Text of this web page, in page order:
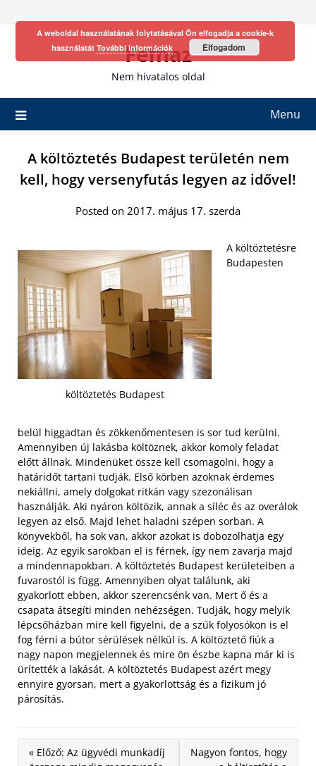
Fefhaz
Nem hivatalos oldal
Menu
A költöztetés Budapest területén nem
kell, hogy versenyfutás legyen az idővel!
Posted on 2017. május 17. szerda
költöztetés Budapest
A költöztetésre
Budapesten
belül higgadtan és zökkenőmentesen is sor tud kerülni.
Amennyiben új lakásba költöznek, akkor komoly feladat
előtt állnak. Mindenüket össze kell csomagolni, hogy a
határidőt tartani tudják. Első körben azoknak érdemes
nekiállni, amely dolgokat ritkán vagy szezonálisan
használják. Aki nyáron költözik, annak a síléc és az overálok
legyen az első. Majd lehet haladni szépen sorban. A
könyvekből, ha sok van, akkor azokat is dobozolhatja egy
ideig. Az egyik sarokban el is férnek, így nem zavarja majd
a mindennapokban. A költöztetés Budapest kerületeiben a
fuvarostól is függ. Amennyiben olyat találunk, aki
gyakorlott ebben, akkor szerencsénk van. Mert ő és a
csapata átsegíti minden nehézségen. Tudják, hogy melyik
lépcsőházban mire kell figyelni, de a szűk folyosókon is el
fog férni a bútor sérülések nélkül is. A költöztető fiúk a
nagy napon megjelennek és mire ön észbe kapna már ki is
ürítették a lakását. A költöztetés Budapest azért megy
ennyire gyorsan, mert a gyakorlottság és a fizikum jó
párosítás.
« Előző: Az ügyvédi munkadíj
Nagyon fontos, hogy
A weboldal használatának folytatásával Ön elfogadja a cookie-k
használatát További információk Elfogadom